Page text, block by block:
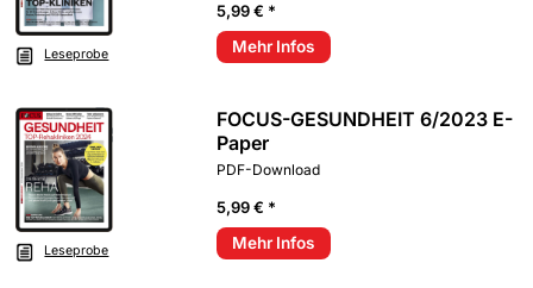
Leseprobe
5,99 € *
Mehr Infos
Leseprobe
FOCUS-GESUNDHEIT 6/2023 E-
Paper
PDF-Download
5,99 € *
Mehr Infos